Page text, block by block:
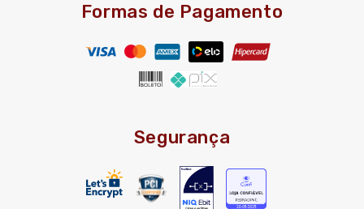
Formas de Pagamento
Segurança